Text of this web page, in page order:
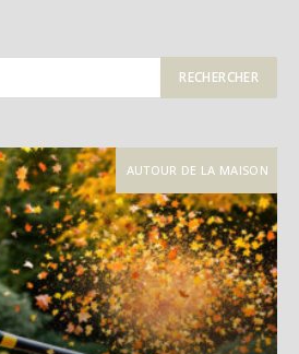
AUTOUR DE LA MAISON